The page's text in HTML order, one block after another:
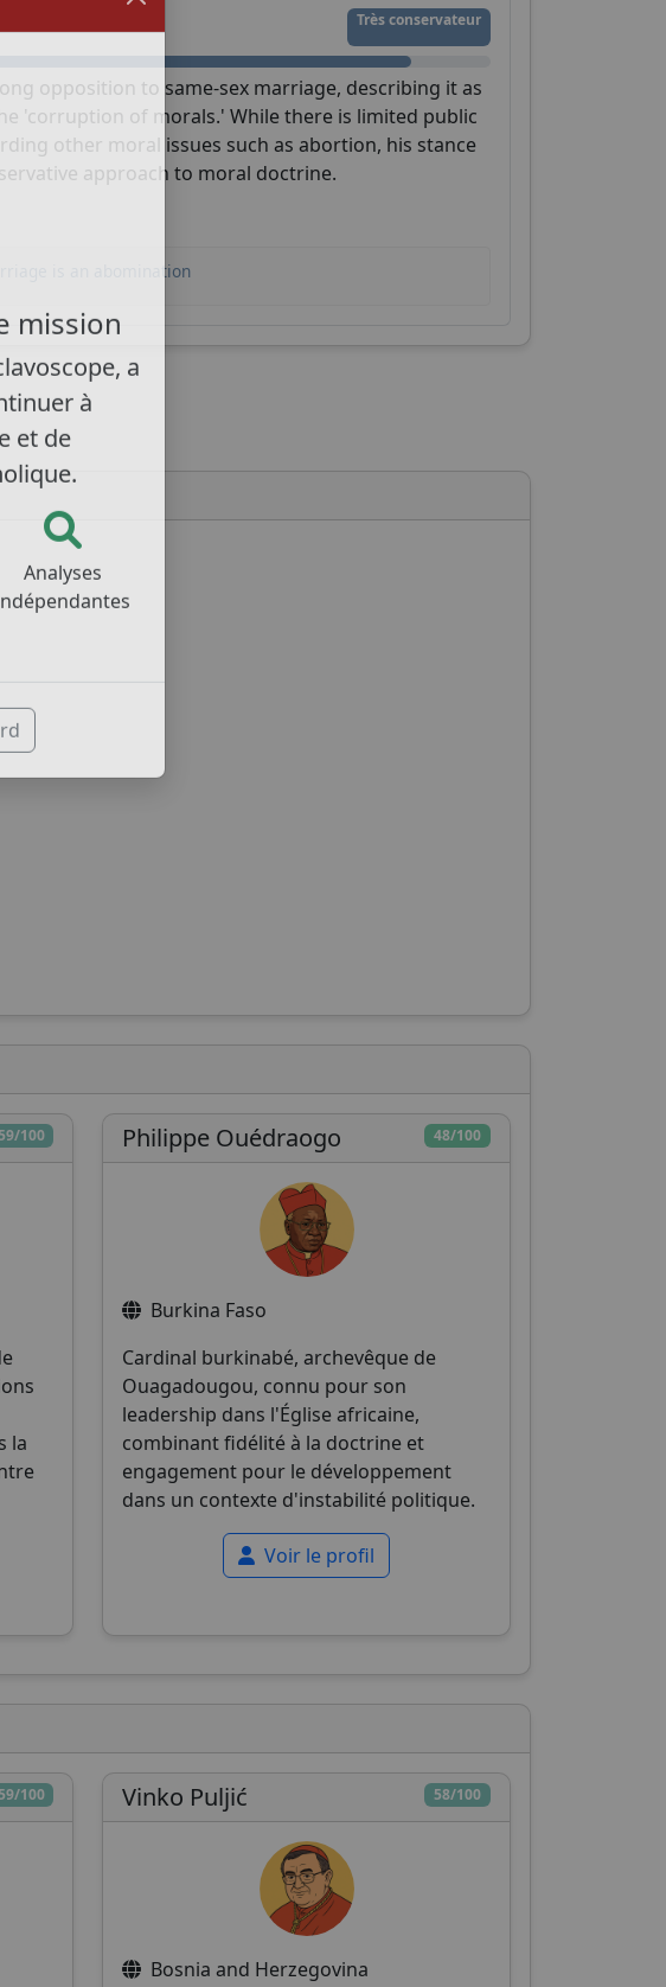
Très conservateur
opposition to same-sex marriage, describing it as
'corruption of morals.' While there is limited public
other moral issues such as abortion, his stance
approach to moral doctrine.
is an abomination
100
la
48/100
Philippe Ouédraogo
Burkina Faso
Cardinal burkinabé, archevêque de
Ouagadougou, connu pour son
leadership dans l'Église africaine,
combinant fidélité à la doctrine et
engagement pour le développement
dans un contexte d'instabilité politique.
Voir le profil
100 58/100
Vinko Puljić
Bosnia and Herzegovina
a
à
et de
Analyses